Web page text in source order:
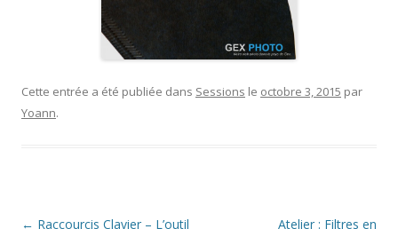
Cette entrée a été publiée dans Sessions le octobre 3, 2015 par
Yoann.
Navigation
← Raccourcis Clavier – L’outil Atelier : Filtres en